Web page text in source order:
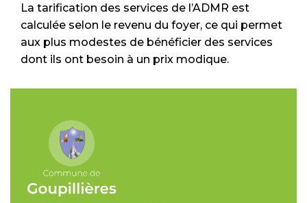
La tarification des services de l’ADMR est
calculée selon le revenu du foyer, ce qui permet
aux plus modestes de bénéficier des services
dont ils ont besoin à un prix modique.